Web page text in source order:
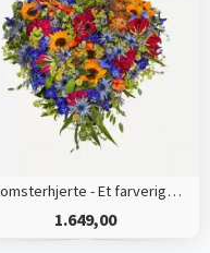
Blomsterhjerte - Et farverigt farvel
1.649,00